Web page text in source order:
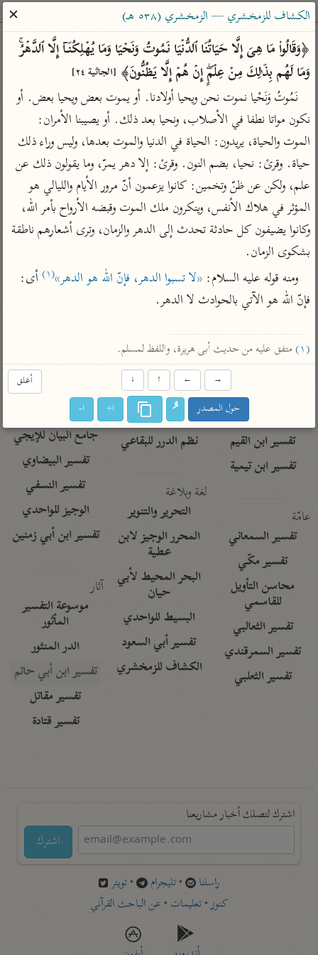
ساهم معنا في نشر القرآن والعلم الشرعي
الباحث القرآني
بحث تفسير علوم مصاحف
Type 2 or more characters for results.
Type 1 or more
characters for results.
أمّهات
تفسير الطبري
تفسير ابن كثير
تفسير القرطبي
تفسير البغوي
تفسير ابن الجوزي
تفسير الماوردي
منتقاة
تفسير ابن القيم
تفسير ابن تيمية
عامّة
تفسير السمعاني
تفسير مكّي
محاسن التأويل
للقاسمي
تفسير الثعالبي
تفسير السمرقندي
تفسير الثعلبي
عامّة
فتح البيان للقنوجي
فتح القدير للشوكاني
موسوعات
تفسير الرازي
أخرى
أضواء البيان
نظم الدرر للبقاعي
لغة وبلاغة
التحرير والتنوير
المحرر الوجيز لابن
عطية
البحر المحيط لأبي
حيان
البسيط للواحدي
تفسير أبي السعود
الكشاف للزمخشري
معاصرة
الميسر
المختصر في
التفسير
تفسير السعدي
أيسر التفاسير
مركَّزة العبارة
تفسير الجلالين
جامع البيان للإيجي
تفسير البيضاوي
تفسير النسفي
الوجيز للواحدي
تفسير ابن أبي زمنين
آثار
موسوعة التفسير
المأثور
الدر المنثور
تفسير ابن أبي حاتم
تفسير مقاتل
تفسير قتادة
اشترك لتصلك أخبار مشاريعنا
اشترك
راسلنا •تليجرام •تويتر
كنوز•تعليمات •عن الباحث القرآني
الكشاف للزمخشري — الزمخشري (٥٣٨ هـ)
✕
﴿وَقَالُوا۟ مَا هِیَ إِلَّا حَیَاتُنَا ٱلدُّنۡیَا نَمُوتُ وَنَحۡیَا وَمَا یُهۡلِكُنَاۤ إِلَّا ٱلدَّهۡرُۚ
وَمَا لَهُم بِذَ ٰ⁠لِكَ مِنۡ عِلۡمٍۖ إِنۡ هُمۡ إِلَّا یَظُنُّونَ﴾ [الجاثية ٢٤]
نَمُوتُ وَنَحْيا نموت نحن ويحيا أولادنا. أو يموت بعض ويحيا بعض. أو
علم، ولكن عن ظنّ وتخمين: كانوا يزعمون أنّ مرور الأيام والليالي هو
بشكوى الزمان.
ومنه قوله عليه السلام: «لا تسبوا الدهر، فإنّ الله هو الدهر»(١)
فإنّ الله هو الآتي بالحوادث لا الدهر.
(١) متفق عليه من حديث أبى هريرة، واللفظ لمسلم.
أغلق →
←
↑
↓
حول المصدر ا+ ا-